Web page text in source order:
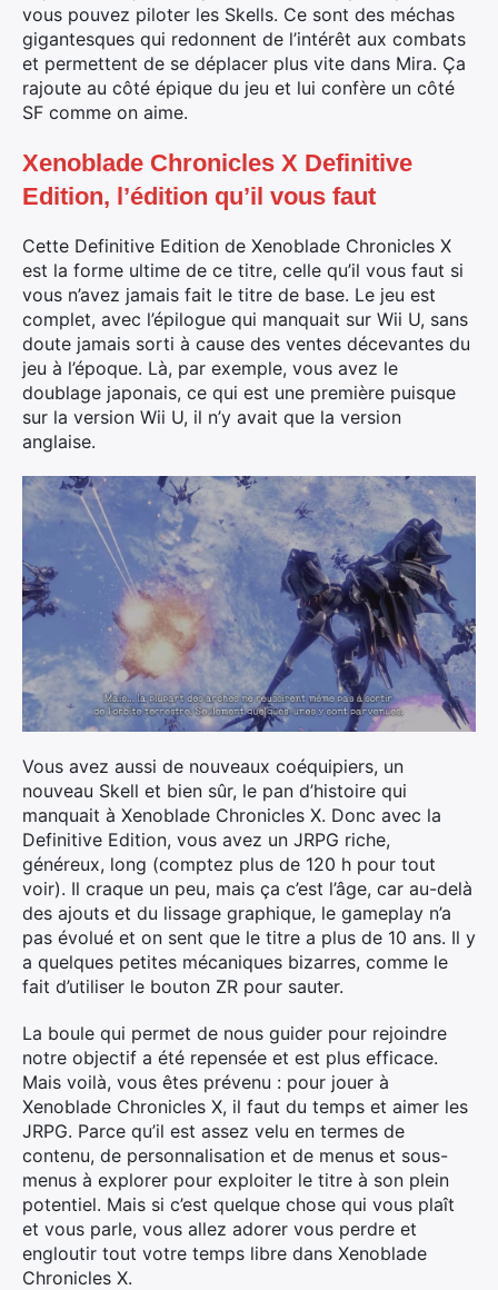
vous pouvez piloter les Skells. Ce sont des méchas
gigantesques qui redonnent de l’intérêt aux combats
et permettent de se déplacer plus vite dans Mira. Ça
rajoute au côté épique du jeu et lui confère un côté
SF comme on aime.
Xenoblade Chronicles X Definitive
Edition, l’édition qu’il vous faut
Cette Definitive Edition de Xenoblade Chronicles X
est la forme ultime de ce titre, celle qu’il vous faut si
vous n’avez jamais fait le titre de base. Le jeu est
complet, avec l’épilogue qui manquait sur Wii U, sans
doute jamais sorti à cause des ventes décevantes du
jeu à l’époque. Là, par exemple, vous avez le
doublage japonais, ce qui est une première puisque
sur la version Wii U, il n’y avait que la version
anglaise.
Vous avez aussi de nouveaux coéquipiers, un
nouveau Skell et bien sûr, le pan d’histoire qui
manquait à Xenoblade Chronicles X. Donc avec la
Definitive Edition, vous avez un JRPG riche,
généreux, long (comptez plus de 120 h pour tout
voir). Il craque un peu, mais ça c’est l’âge, car au-delà
des ajouts et du lissage graphique, le gameplay n’a
pas évolué et on sent que le titre a plus de 10 ans. Il y
a quelques petites mécaniques bizarres, comme le
fait d’utiliser le bouton ZR pour sauter.
La boule qui permet de nous guider pour rejoindre
notre objectif a été repensée et est plus efficace.
Mais voilà, vous êtes prévenu : pour jouer à
Xenoblade Chronicles X, il faut du temps et aimer les
JRPG. Parce qu’il est assez velu en termes de
contenu, de personnalisation et de menus et sous-
menus à explorer pour exploiter le titre à son plein
potentiel. Mais si c’est quelque chose qui vous plaît
et vous parle, vous allez adorer vous perdre et
engloutir tout votre temps libre dans Xenoblade
Chronicles X.
Rechercher
: